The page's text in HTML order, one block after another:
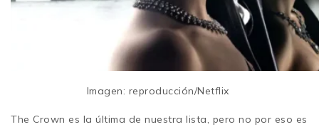
Imagen: reproducción/Netflix
The Crown es la última de nuestra lista, pero no por eso es